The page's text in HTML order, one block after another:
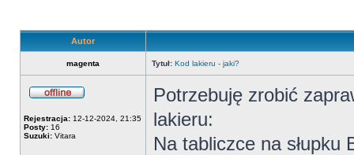
Autor
magenta Tytuł: Kod lakieru - jaki?
Rejestracja: 12-12-2024, 21:35
Posty: 16
Suzuki: Vitara
Potrzebuję zrobić
lakieru:
Na tabliczce na słupku